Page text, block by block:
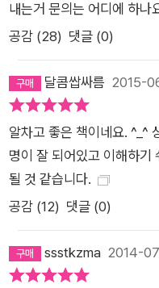
내는거 문의는 어디에 하나
공감 (28) 댓글 (0)
달콤쌉싸름 2015-
알차고 좋은 책이네요. ^_^
명이 잘 되어있고 이해하기
될 것 같습니다.
공감 (12) 댓글 (0)
ssstkzma 2014-